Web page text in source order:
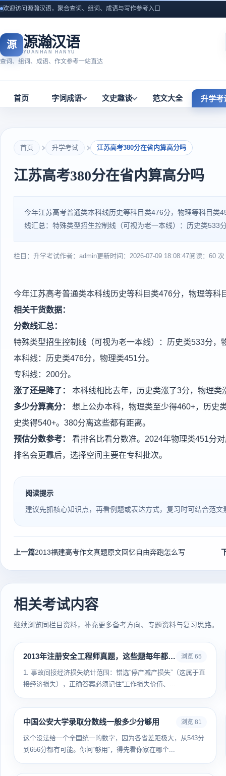
欢迎访问源瀚汉语，聚合查词、组词、成语与写作参考入口
源 源瀚汉语
YUANHAN HANYU
查词、组词、成语、作文参考一站直达
首页 字词成语 文史趣谈 范文大全 升学考
首页 升学考试 江苏高考380分在省内算高分吗
江苏高考380分在省内算高分吗
今年江苏高考普通类本科线历史等科目类476分，物理等科目
线汇总：特殊类型招生控制线（可视为老一本线）：历史类533
栏目：升学考试作者：admin更新时间：2026-07-09 18:08:47阅读：60 次
今年江苏高考普通类本科线历史等科目类476分，物理等
相关干货数据：
分数线汇总：
特殊类型招生控制线（可视为老一本线）：历史类533分，
本科线：历史类476分，物理类451分。
专科线：200分。
涨了还是降了：
本科线相比去年，历史类涨了3分，物理类
多少分算高分：
想上公办本科，物理类至少得460+，历史
史类得540+。380分离这些都有距离。
预估分数参考：
看排名比看分数准。2024年物理类451分
排名会更靠后，选择空间主要在专科批次。
阅读提示
建议先抓核心知识点，再看例题或表达方式，复习时可结合范
上一篇2013福建高考作文真题原文回忆自由奔跑怎么写
相关考试内容
继续浏览同栏目资料，补充更多备考方向、专题资料与复习思路。
2013年注册安全工程师真题，这些题每年都有人错 浏览 65
1. 事故间接经济损失统计范围：错选“停产减产损失”（这属于直
接经济损失），正确答案必须记住“工作损失价值、...
中国公安大学录取分数线一般多少分够用 浏览 81
这个没法给一个全国统一的数字，因为各省差距极大，从543分
到656分都有可能。你问“够用”，得先看你家在哪个...